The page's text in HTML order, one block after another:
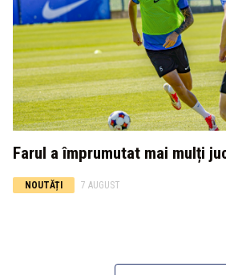
Farul a împrumutat mai mulți
NOUTĂȚI 7 AUGUST